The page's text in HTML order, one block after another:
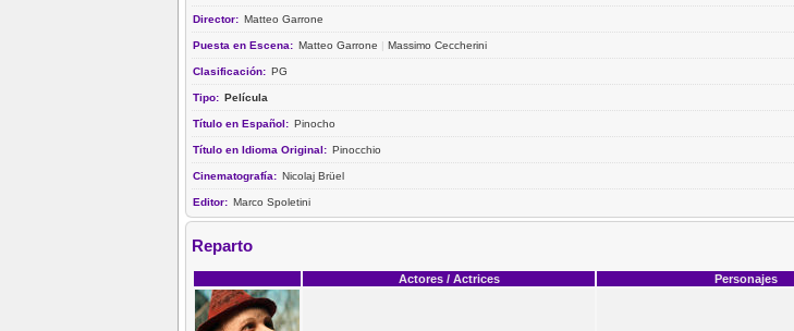
Director: Matteo Garrone
Puesta en Escena: Matteo Garrone | Massimo Ceccherini
Clasificación: PG
Tipo: Película
Título en Español: Pinocho
Título en Idioma Original: Pinocchio
Cinematografía: Nicolaj Brüel
Editor: Marco Spoletini
Reparto
Actores / Actrices Personajes